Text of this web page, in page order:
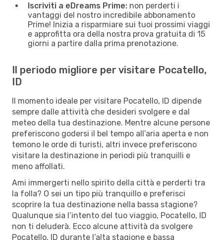
Iscriviti a eDreams Prime: non perderti i
vantaggi del nostro incredibile abbonamento
Prime! Inizia a risparmiare sui tuoi prossimi viaggi
e approfitta ora della nostra prova gratuita di 15
giorni a partire dalla prima prenotazione.
Il periodo migliore per visitare Pocatello,
ID
Il momento ideale per visitare Pocatello, ID dipende
sempre dalle attività che desideri svolgere e dal
meteo della tua destinazione. Mentre alcune persone
preferiscono godersi il bel tempo all’aria aperta e non
temono le orde di turisti, altri invece preferiscono
visitare la destinazione in periodi più tranquilli e
meno affollati.
Ami immergerti nello spirito della città e perderti tra
la folla? O sei un tipo più tranquillo e preferisci
scoprire la tua destinazione nella bassa stagione?
Qualunque sia l’intento del tuo viaggio, Pocatello, ID
non ti deluderà. Ecco alcune attività da svolgere
Pocatello, ID durante l’alta stagione e bassa